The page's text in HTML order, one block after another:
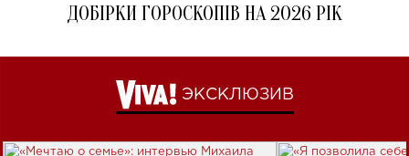
ДОБІРКИ ГОРОСКОПІВ НА 2026 РІК
ЭКСКЛЮЗИВ